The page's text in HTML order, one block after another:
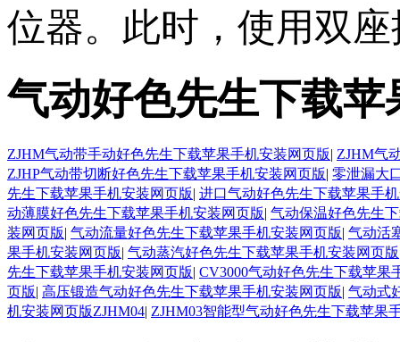
位器。此时，使用
气动好色先生下载
ZJHM气动带手动好色先生下载苹果手机安装网页版| ZJHM气
ZJHP气动带切断好色先生下载苹果手机安装网页版| 零泄漏大
先生下载苹果手机安装网页版| 进口气动好色先生下载苹果手
动薄膜好色先生下载苹果手机安装网页版| 气动保温好色先生
装网页版| 气动流量好色先生下载苹果手机安装网页版| 气动活
果手机安装网页版| 气动蒸汽好色先生下载苹果手机安装网页版
先生下载苹果手机安装网页版| CV3000气动好色先生下载苹果
页版| 高压锻造气动好色先生下载苹果手机安装网页版| 气动式
机安装网页版ZJHM04| ZJHM03智能型气动好色先生下载苹果